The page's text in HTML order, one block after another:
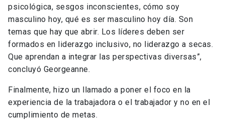
psicológica, sesgos inconscientes, cómo soy
masculino hoy, qué es ser masculino hoy día. Son
temas que hay que abrir. Los líderes deben ser
formados en liderazgo inclusivo, no liderazgo a secas.
Que aprendan a integrar las perspectivas diversas”,
concluyó Georgeanne.
Finalmente, hizo un llamado a poner el foco en la
experiencia de la trabajadora o el trabajador y no en el
cumplimiento de metas.